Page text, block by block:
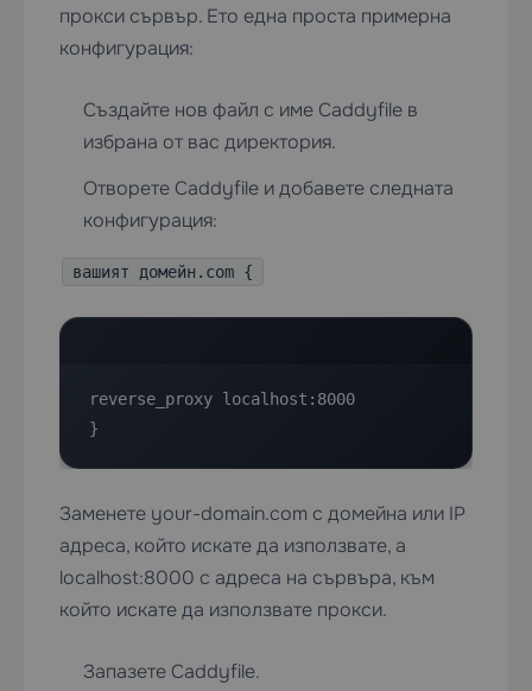
прокси сървър. Ето една проста примерна
конфигурация:
Създайте нов файл с име Caddyfile в
избрана от вас директория.
Отворете Caddyfile и добавете следната
конфигурация:
вашият домейн.com {
reverse_proxy localhost:8000
}
Заменете your-domain.com с домейна или IP
адреса, който искате да използвате, а
localhost:8000 с адреса на сървъра, към
който искате да използвате прокси.
Запазете Caddyfile.